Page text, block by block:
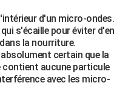
d'un micro-ondes.
s'écaille pour éviter d'en
la nourriture.
certain que la
contient aucune particule
avec les micro-